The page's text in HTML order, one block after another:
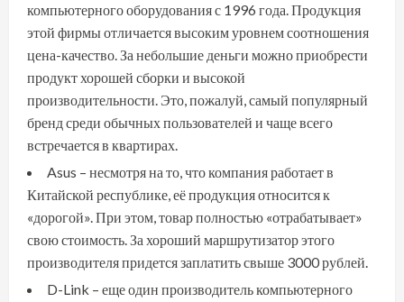
компьютерного оборудования с 1996 года. Продукция
этой фирмы отличается высоким уровнем соотношения
цена-качество. За небольшие деньги можно приобрести
продукт хорошей сборки и высокой
производительности. Это, пожалуй, самый популярный
бренд среди обычных пользователей и чаще всего
встречается в квартирах.
Asus – несмотря на то, что компания работает в
Китайской республике, её продукция относится к
«дорогой». При этом, товар полностью «отрабатывает»
свою стоимость. За хороший маршрутизатор этого
производителя придется заплатить свыше 3000 рублей.
D-Link – еще один производитель компьютерного